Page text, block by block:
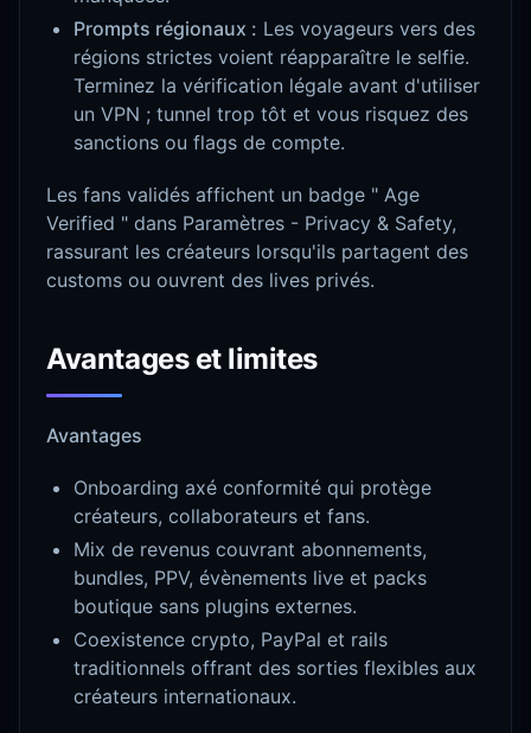
Prompts régionaux : Les voyageurs vers des
régions strictes voient réapparaître le selfie.
Terminez la vérification légale avant d'utiliser
un VPN ; tunnel trop tôt et vous risquez des
sanctions ou flags de compte.
Les fans validés affichent un badge " Age
Verified " dans Paramètres - Privacy & Safety,
rassurant les créateurs lorsqu'ils partagent des
customs ou ouvrent des lives privés.
Avantages et limites
Avantages
Onboarding axé conformité qui protège
créateurs, collaborateurs et fans.
Mix de revenus couvrant abonnements,
bundles, PPV, évènements live et packs
boutique sans plugins externes.
Coexistence crypto, PayPal et rails
traditionnels offrant des sorties flexibles aux
créateurs internationaux.